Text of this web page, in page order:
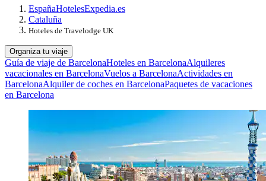
EspañaHotelesExpedia.es
Cataluña
Hoteles de Travelodge UK
Organiza tu viaje
Guía de viaje de BarcelonaHoteles en BarcelonaAlquileres
vacacionales en BarcelonaVuelos a BarcelonaActividades en
BarcelonaAlquiler de coches en BarcelonaPaquetes de vacaciones
en Barcelona